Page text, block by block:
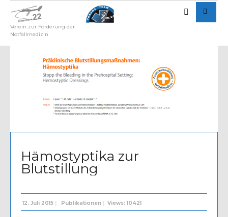
Verein zur Förderung der
Notfallmedizin
Written by
Hämostyptika zur
Blutstillung
12. Juli 2015 Publikationen Views: 10421